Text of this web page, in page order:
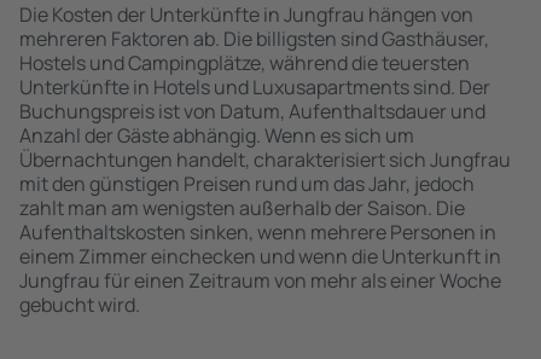
Die Kosten der Unterkünfte in Jungfrau hängen von
mehreren Faktoren ab. Die billigsten sind Gasthäuser,
Hostels und Campingplätze, während die teuersten
Unterkünfte in Hotels und Luxusapartments sind. Der
Buchungspreis ist von Datum, Aufenthaltsdauer und
Anzahl der Gäste abhängig. Wenn es sich um
Übernachtungen handelt, charakterisiert sich Jungfrau
mit den günstigen Preisen rund um das Jahr, jedoch
zahlt man am wenigsten außerhalb der Saison. Die
Aufenthaltskosten sinken, wenn mehrere Personen in
einem Zimmer einchecken und wenn die Unterkunft in
Jungfrau für einen Zeitraum von mehr als einer Woche
gebucht wird.